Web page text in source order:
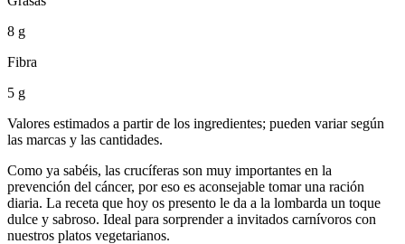
8 g
Fibra
5 g
Valores estimados a partir de los ingredientes; pueden variar según
las marcas y las cantidades.
Como ya sabéis, las crucíferas son muy importantes en la
prevención del cáncer, por eso es aconsejable tomar una ración
diaria. La receta que hoy os presento le da a la lombarda un toque
dulce y sabroso. Ideal para sorprender a invitados carnívoros con
nuestros platos vegetarianos.